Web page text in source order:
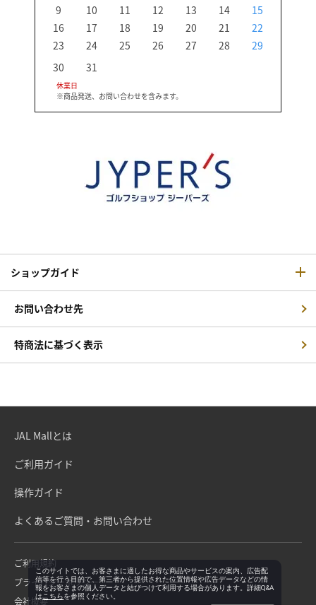
9
10 11 12 13 14
15
16
17 18 19 20 21
22
23
24 25 26 27 28
29
30
31
休業日
※商品発送、お問い合わせを含みます。
ショップガイド
お問い合わせ先
特商法に基づく表示
JAL Mallとは
ご利用ガイド
操作ガイド
よくあるご質問・お問い合わせ
ご利用規約
プライバシーポリシー
会社概要
このサイトでは、お客さまに適したお得な商品やサービスの案内、広告配
信等を行う目的で、第三者から提供された位置情報や広告データなどの情
報をお客さまの個人データと結びつけて利用する場合があります。詳細Q&A
はこちらを参照ください。